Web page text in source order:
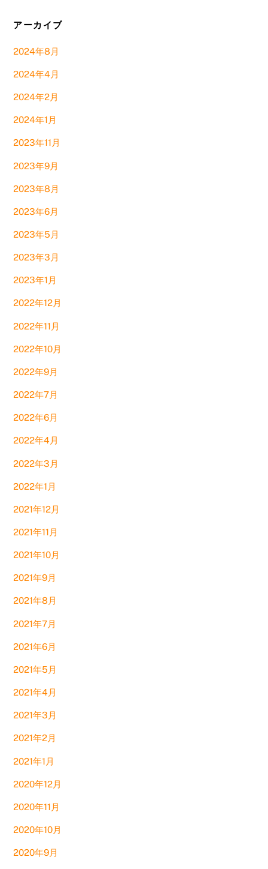
アーカイブ
2024年8月
2024年4月
2024年2月
2024年1月
2023年11月
2023年9月
2023年8月
2023年6月
2023年5月
2023年3月
2023年1月
2022年12月
2022年11月
2022年10月
2022年9月
2022年7月
2022年6月
2022年4月
2022年3月
2022年1月
2021年12月
2021年11月
2021年10月
2021年9月
2021年8月
2021年7月
2021年6月
2021年5月
2021年4月
2021年3月
2021年2月
2021年1月
2020年12月
2020年11月
2020年10月
2020年9月